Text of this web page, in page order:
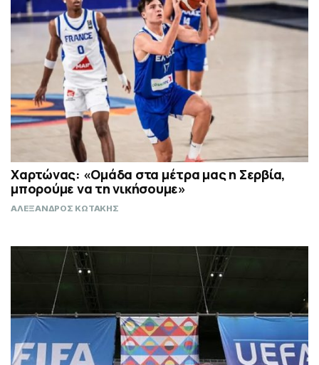
Χαρτώνας: «Ομάδα στα μέτρα μας η Σερβία,
μπορούμε να τη νικήσουμε»
ΑΛΕΞΑΝΔΡΟΣ ΚΩΤΑΚΗΣ